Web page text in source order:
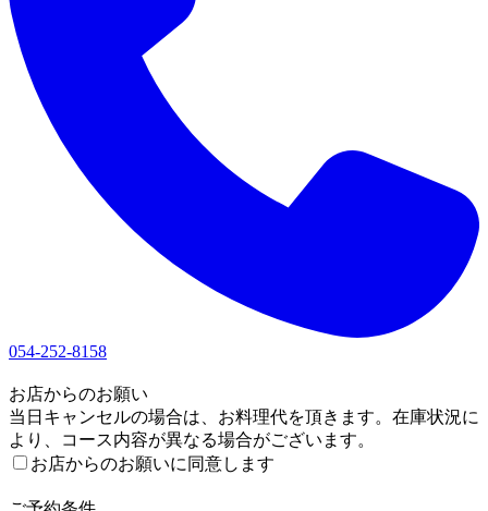
054-252-8158
お店からのお願い
当日キャンセルの場合は、お料理代を頂きます。在庫状況に
より、コース内容が異なる場合がございます。
お店からのお願いに同意します